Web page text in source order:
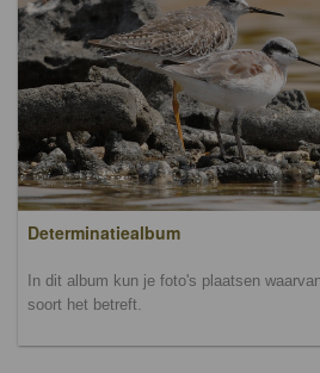
Determinatiealbum
In dit album kun je foto's plaatsen
soort het betreft.